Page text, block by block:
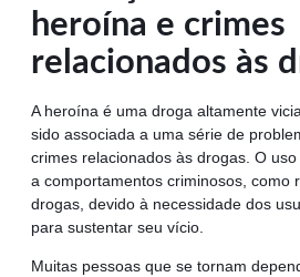
heroína e crimes
relacionados às
A heroína é uma droga altamente
sido associada a uma série de
crimes relacionados às drogas. O
a comportamentos criminosos, como
drogas, devido à necessidade dos
para sustentar seu vício.
Muitas pessoas que se tornam